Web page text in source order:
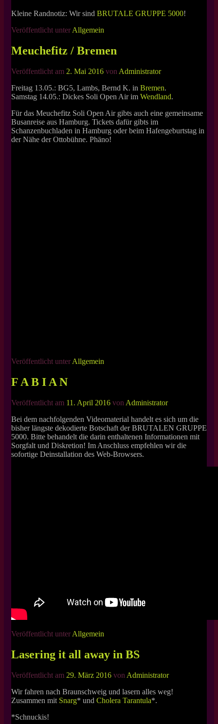
Kleine Randnotiz: Wir sind BRUTALE GRUPPE 5000!
Veröffentlicht unter Allgemein
Meuchefitz / Bremen
Veröffentlicht am 2. Mai 2016 von Administrator
Freitag 13.05.: BG5, Lambs, Bernd K. in Bremen.
Samstag 14.05.: Dickes Soli Open Air im Wendland.
Für das Meuchefitz Soli Open Air gibts auch eine gemeinsame
Busanreise aus Hamburg. Tickets dafür gibts im
Schanzenbuchladen in Hamburg oder beim Hafengeburtstag in
der Nähe der Ottobühne. Phäno!
Veröffentlicht unter Allgemein
F A B I A N
Veröffentlicht am 11. April 2016 von Administrator
Bei dem nachfolgenden Videomaterial handelt es sich um die
bisher längste dekodierte Botschaft der BRUTALEN GRUPPE
5000. Bitte behandelt die darin enthaltenen Informationen mit
Sorgfalt und Diskretion! Im Anschluss empfehlen wir die
sofortige Deinstallation des Web-Browsers.
Veröffentlicht unter Allgemein
Lasering it all away in BS
Veröffentlicht am 29. März 2016 von Administrator
Wir fahren nach Braunschweig und lasern alles weg!
Zusammen mit Snarg* und Cholera Tarantula*.
*Schnuckis!